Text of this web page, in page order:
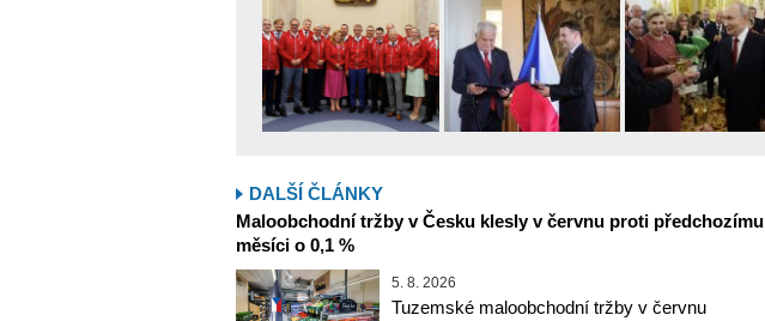
DALŠÍ ČLÁNKY
Maloobchodní tržby v Česku klesly v červnu proti předchozímu
měsíci o 0,1 %
5. 8. 2026
Tuzemské maloobchodní tržby v červnu